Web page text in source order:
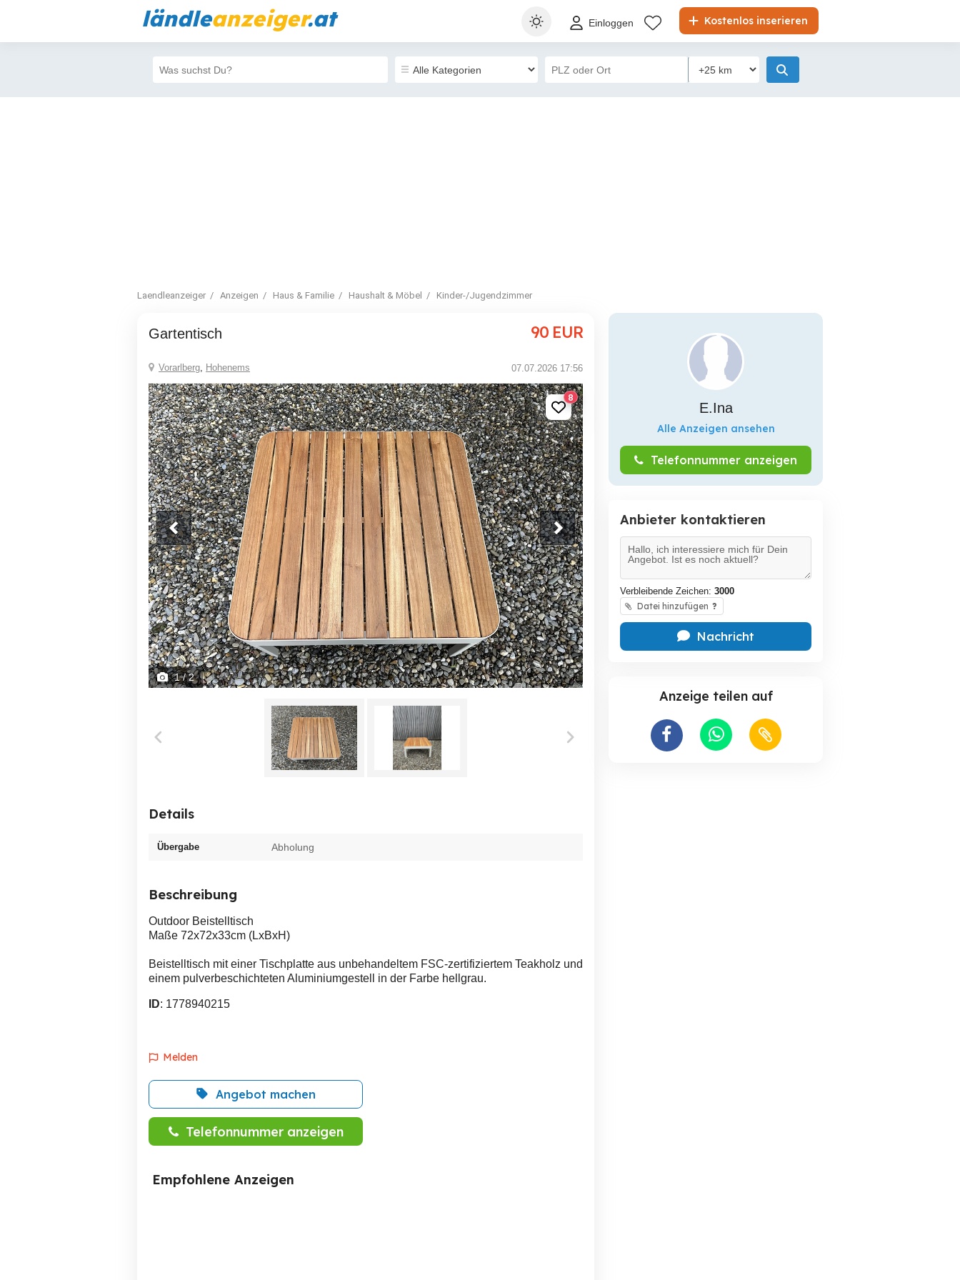
ländleanzeiger.at Kostenlos inserieren
Einloggen
Laendleanzeiger Anzeigen Haus & Familie Haushalt & Möbel Kinder-/Jugendzimmer
Gartentisch 90 EUR
Vorarlberg, Hohenems 07.07.2026 17:56
8
1/ 2
Details
Übergabe Abholung
Beschreibung
Outdoor Beistelltisch
Maße 72x72x33cm (LxBxH)
Beistelltisch mit einer Tischplatte aus unbehandeltem FSC-zertifiziertem Teakholz und
einem pulverbeschichteten Aluminiumgestell in der Farbe hellgrau.
ID: 1778940215
Melden
Angebot machen
Telefonnummer anzeigen
Empfohlene Anzeigen
E.Ina
Alle Anzeigen ansehen
Telefonnummer anzeigen
Anbieter kontaktieren
Verbleibende Zeichen: 3000
Datei hinzufügen ?
Nachricht
Anzeige teilen auf